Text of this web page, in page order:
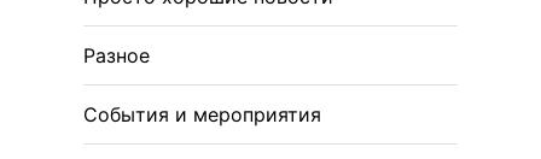
Разное
События и мероприятия